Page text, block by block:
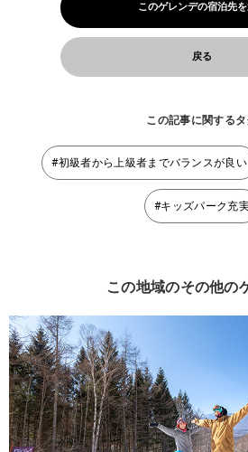
このゲレンデの宿泊先
戻る
この記事に関する
#初級者から上級者までバランスが良い
#キッズパーク充
この地域のその他の